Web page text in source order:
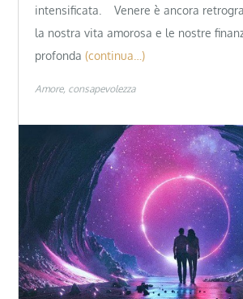
intensificata. Venere è ancora
la nostra vita amorosa e le nostre
profonda (continua…)
Amore consapevolezza